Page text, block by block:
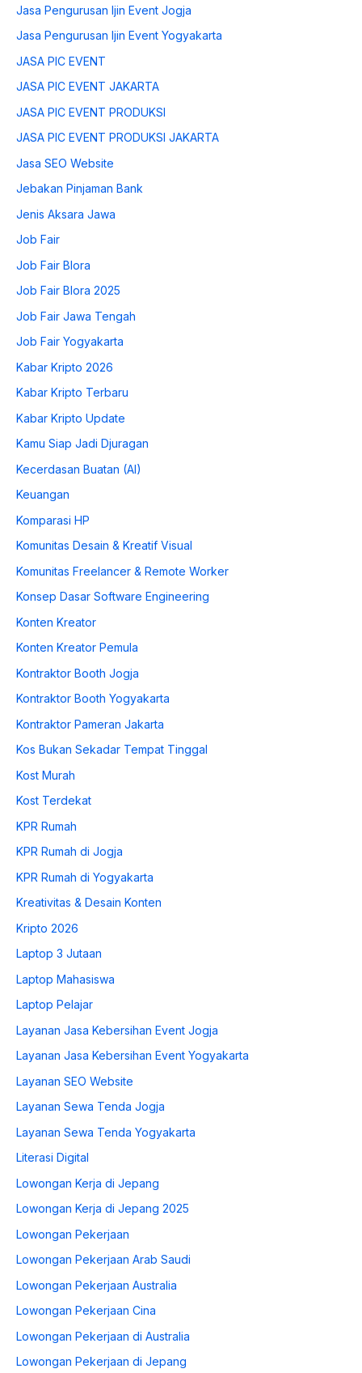
Jasa Pengurusan Ijin Event Jogja
Jasa Pengurusan Ijin Event Yogyakarta
JASA PIC EVENT
JASA PIC EVENT JAKARTA
JASA PIC EVENT PRODUKSI
JASA PIC EVENT PRODUKSI JAKARTA
Jasa SEO Website
Jebakan Pinjaman Bank
Jenis Aksara Jawa
Job Fair
Job Fair Blora
Job Fair Blora 2025
Job Fair Jawa Tengah
Job Fair Yogyakarta
Kabar Kripto 2026
Kabar Kripto Terbaru
Kabar Kripto Update
Kamu Siap Jadi Djuragan
Kecerdasan Buatan (AI)
Keuangan
Komparasi HP
Komunitas Desain & Kreatif Visual
Komunitas Freelancer & Remote Worker
Konsep Dasar Software Engineering
Konten Kreator
Konten Kreator Pemula
Kontraktor Booth Jogja
Kontraktor Booth Yogyakarta
Kontraktor Pameran Jakarta
Kos Bukan Sekadar Tempat Tinggal
Kost Murah
Kost Terdekat
KPR Rumah
KPR Rumah di Jogja
KPR Rumah di Yogyakarta
Kreativitas & Desain Konten
Kripto 2026
Laptop 3 Jutaan
Laptop Mahasiswa
Laptop Pelajar
Layanan Jasa Kebersihan Event Jogja
Layanan Jasa Kebersihan Event Yogyakarta
Layanan SEO Website
Layanan Sewa Tenda Jogja
Layanan Sewa Tenda Yogyakarta
Literasi Digital
Lowongan Kerja di Jepang
Lowongan Kerja di Jepang 2025
Lowongan Pekerjaan
Lowongan Pekerjaan Arab Saudi
Lowongan Pekerjaan Australia
Lowongan Pekerjaan Cina
Lowongan Pekerjaan di Australia
Lowongan Pekerjaan di Jepang